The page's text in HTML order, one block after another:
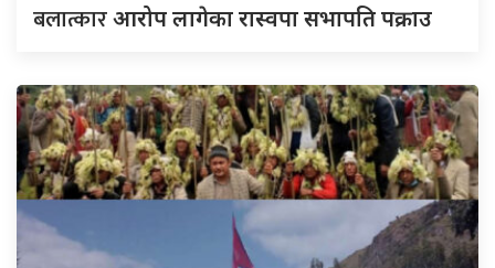
बलात्कारआरोप लागेका रास्वपा सभापति पक्राउ